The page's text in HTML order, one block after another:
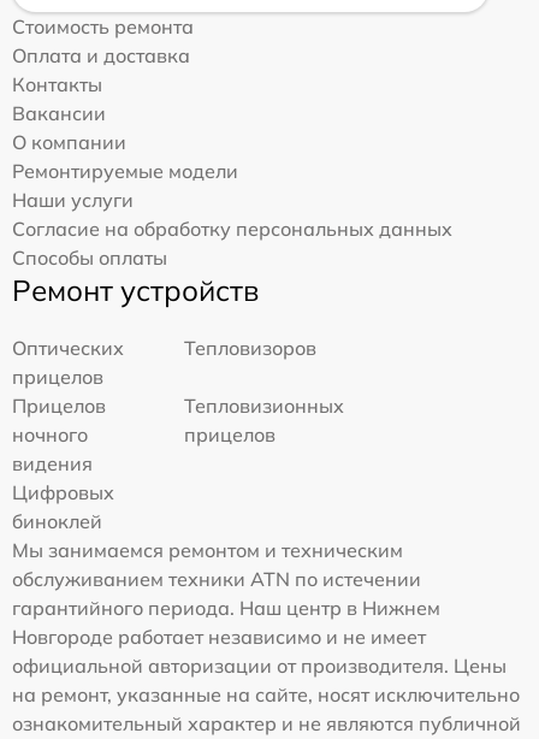
Стоимость ремонта
Оплата и доставка
Контакты
Вакансии
О компании
Ремонтируемые модели
Наши услуги
Согласие на обработку персональных данных
Способы оплаты
Ремонт устройств
Оптических
прицелов
Тепловизоров
Прицелов
ночного
видения
Тепловизионных
прицелов
Цифровых
биноклей
Мы занимаемся ремонтом и техническим
обслуживанием техники ATN по истечении
гарантийного периода. Наш центр в Нижнем
Новгороде работает независимо и не имеет
официальной авторизации от производителя. Цены
на ремонт, указанные на сайте, носят исключительно
ознакомительный характер и не являются публичной